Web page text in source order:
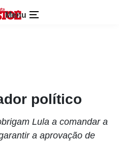
Menu
político
Lula a comandar a
a aprovação de